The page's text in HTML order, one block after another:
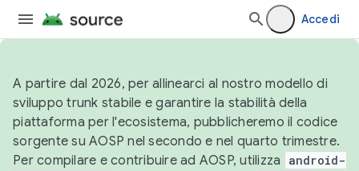
Accedi
A partire dal 2026, per allinearci al nostro modello di
sviluppo trunk stabile e garantire la stabilità della
piattaforma per l'ecosistema, pubblicheremo il codice
sorgente su AOSP nel secondo e nel quarto trimestre.
Per compilare e contribuire ad AOSP, utilizza
android-